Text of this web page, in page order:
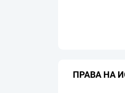
ПРАВА НА